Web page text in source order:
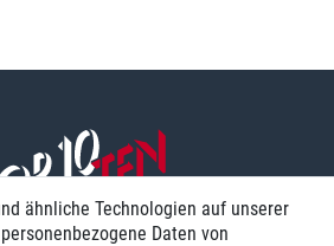
ähnliche Technologien auf unserer
Daten von